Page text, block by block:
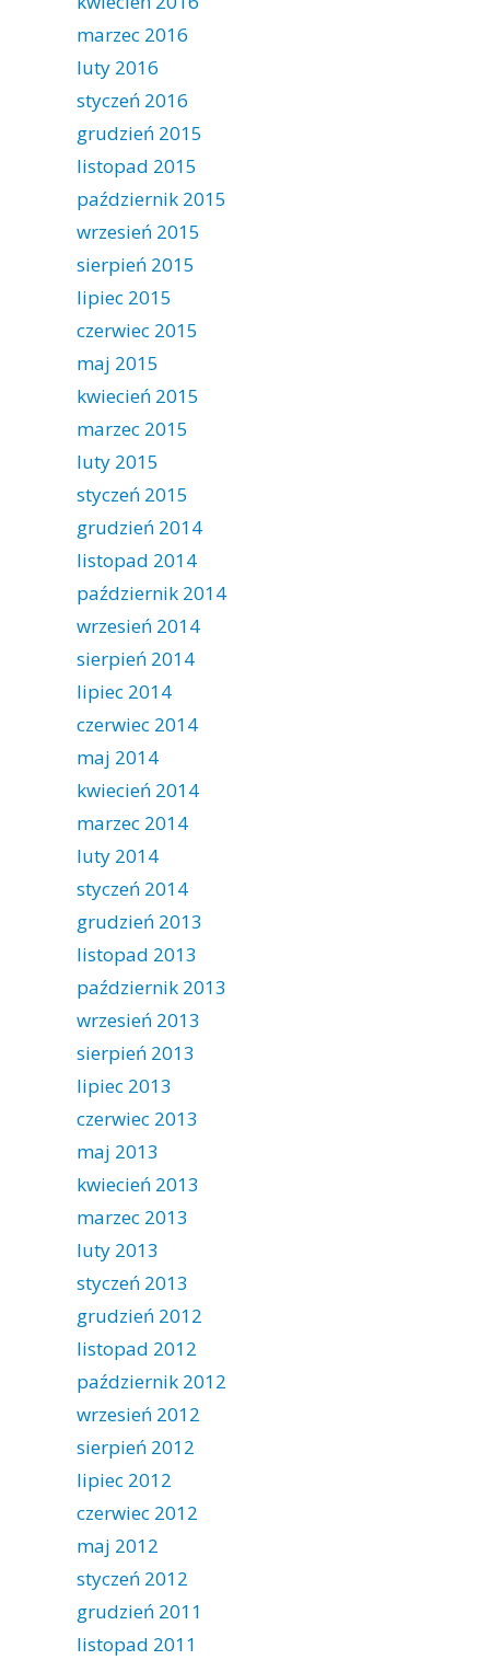
marzec 2016
luty 2016
styczeń 2016
grudzień 2015
listopad 2015
październik 2015
wrzesień 2015
sierpień 2015
lipiec 2015
czerwiec 2015
maj 2015
kwiecień 2015
marzec 2015
luty 2015
styczeń 2015
grudzień 2014
listopad 2014
październik 2014
wrzesień 2014
sierpień 2014
lipiec 2014
czerwiec 2014
maj 2014
kwiecień 2014
marzec 2014
luty 2014
styczeń 2014
grudzień 2013
listopad 2013
październik 2013
wrzesień 2013
sierpień 2013
lipiec 2013
czerwiec 2013
maj 2013
kwiecień 2013
marzec 2013
luty 2013
styczeń 2013
grudzień 2012
listopad 2012
październik 2012
wrzesień 2012
sierpień 2012
lipiec 2012
czerwiec 2012
maj 2012
styczeń 2012
grudzień 2011
listopad 2011